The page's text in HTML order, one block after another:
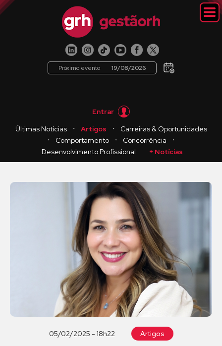
Próximo evento 19/08/2026
Entrar
Últimas Notícias
・ Artigos ・
Carreiras & Oportunidades
・
Comportamento ・ Concorrência
・
Desenvolvimento Profissional
+ Notícias
05/02/2025 - 18h22 Artigos